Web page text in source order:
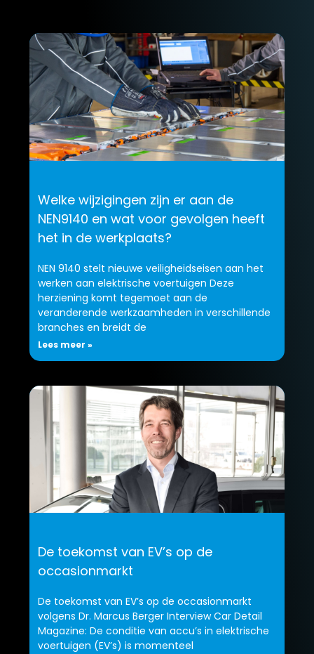
Welke wijzigingen zijn er aan de
NEN9140 en wat voor gevolgen heeft
het in de werkplaats?
NEN 9140 stelt nieuwe veiligheidseisen aan het
werken aan elektrische voertuigen Deze
herziening komt tegemoet aan de
veranderende werkzaamheden in verschillende
branches en breidt de
Lees meer »
De toekomst van EV’s op de
occasionmarkt
De toekomst van EV’s op de occasionmarkt
volgens Dr. Marcus Berger Interview Car Detail
Magazine: De conditie van accu’s in elektrische
voertuigen (EV’s) is momenteel